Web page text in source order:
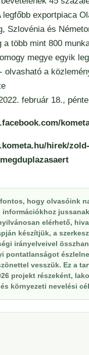
legfőbb exportpiaca
Szlovénia és
több mint 800
megye egyik
olvasható a
február 18.,
hirek/
hogy olvasóink
információkhoz
elérhető,
készítjük, a
irányelveivel
pontatlanságot
vesszük. Ez a
projekt részeként,
környezeti nevelési